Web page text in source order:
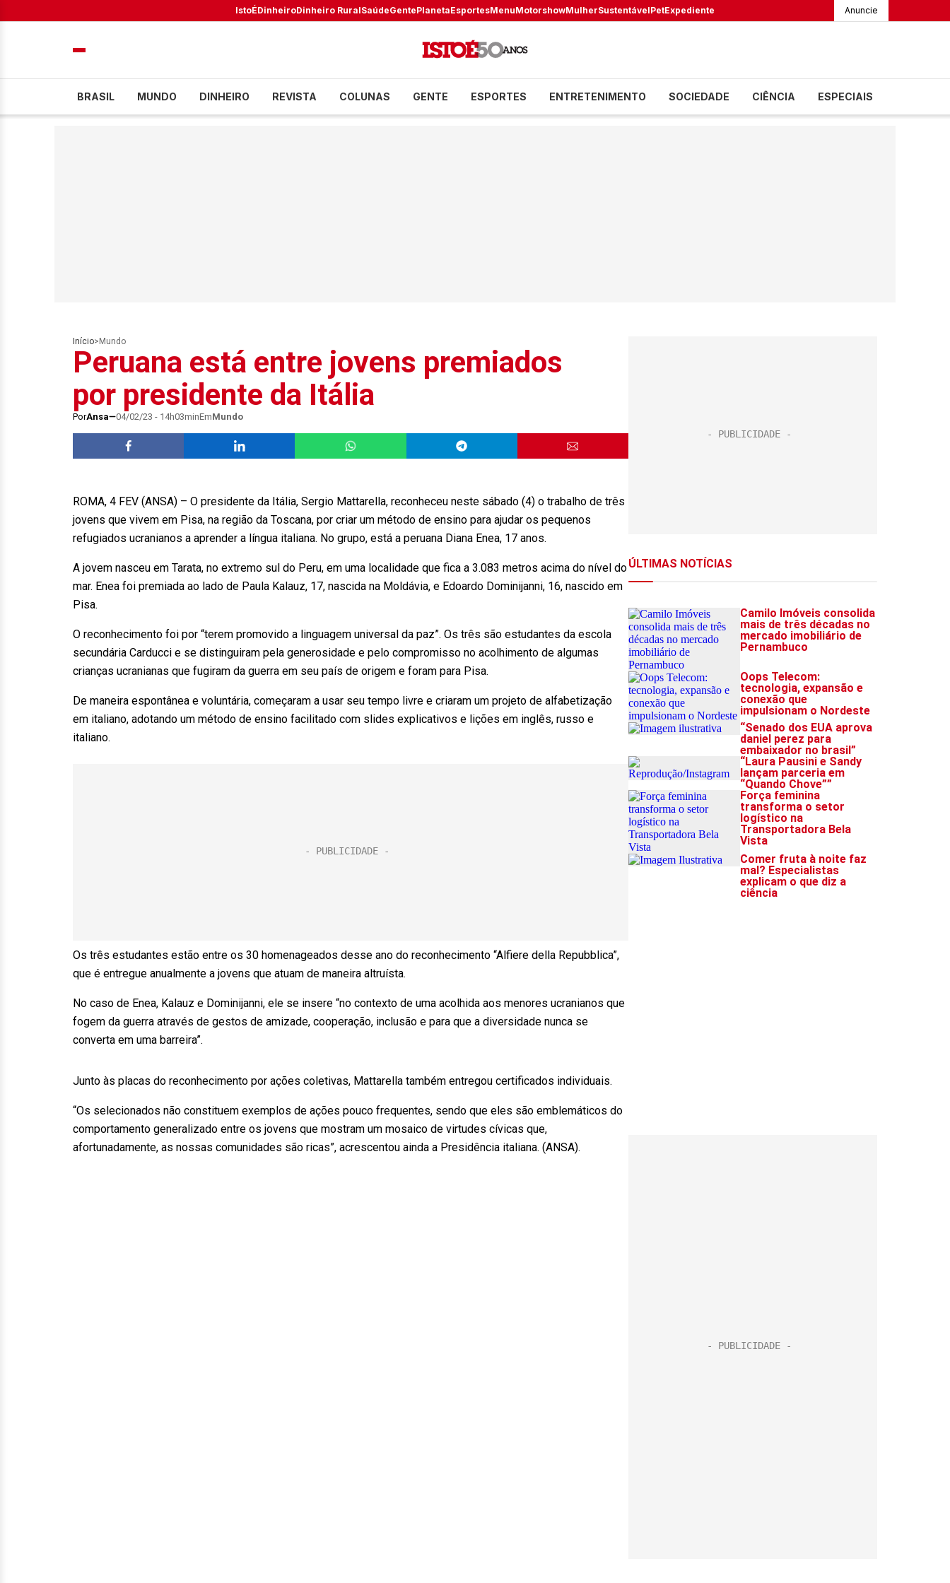
IstoÉDinheiroDinheiro RuralSaúdeGentePlanetaEsportesMenuMotorshowMulherSustentávelPetExpediente Anuncie
BRASIL MUNDO DINHEIRO REVISTA COLUNAS GENTE ESPORTES ENTRETENIMENTO SOCIEDADE CIÊNCIA ESPECIAIS
Início> Mundo
Peruana está entre jovens premiados
por presidente da Itália
PorAnsa 04/02/23 - 14h03minEmMundo
ROMA, 4 FEV (ANSA) – O presidente da Itália, Sergio Mattarella, reconheceu neste sábado (4) o trabalho de três
jovens que vivem em Pisa, na região da Toscana, por criar um método de ensino para ajudar os pequenos
refugiados ucranianos a aprender a língua italiana. No grupo, está a peruana Diana Enea, 17 anos.
A jovem nasceu em Tarata, no extremo sul do Peru, em uma localidade que fica a 3.083 metros acima do nível do
mar. Enea foi premiada ao lado de Paula Kalauz, 17, nascida na Moldávia, e Edoardo Dominijanni, 16, nascido em
Pisa.
O reconhecimento foi por “terem promovido a linguagem universal da paz”. Os três são estudantes da escola
secundária Carducci e se distinguiram pela generosidade e pelo compromisso no acolhimento de algumas
crianças ucranianas que fugiram da guerra em seu país de origem e foram para Pisa.
De maneira espontânea e voluntária, começaram a usar seu tempo livre e criaram um projeto de alfabetização
em italiano, adotando um método de ensino facilitado com slides explicativos e lições em inglês, russo e
italiano.
Os três estudantes estão entre os 30 homenageados desse ano do reconhecimento “Alfiere della Repubblica”,
que é entregue anualmente a jovens que atuam de maneira altruísta.
No caso de Enea, Kalauz e Dominijanni, ele se insere “no contexto de uma acolhida aos menores ucranianos que
fogem da guerra através de gestos de amizade, cooperação, inclusão e para que a diversidade nunca se
converta em uma barreira”.
Junto às placas do reconhecimento por ações coletivas, Mattarella também entregou certificados individuais.
“Os selecionados não constituem exemplos de ações pouco frequentes, sendo que eles são emblemáticos do
comportamento generalizado entre os jovens que mostram um mosaico de virtudes cívicas que,
afortunadamente, as nossas comunidades são ricas”, acrescentou ainda a Presidência italiana. (ANSA).